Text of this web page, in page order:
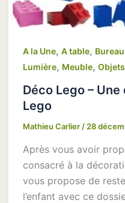
A la Une, A table, Bureau
Lumière, Meuble,
Déco Lego – Une
Lego
Mathieu Carlier / 28
Après vous avoir
consacré à la
vous propose de
l’enfant avec ce